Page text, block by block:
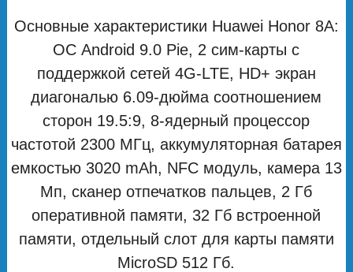
Основные характеристики Huawei Honor 8A:
ОС Android 9.0 Pie, 2 сим-карты с
поддержкой сетей 4G-LTE, HD+ экран
диагональю 6.09-дюйма соотношением
сторон 19.5:9, 8-ядерный процессор
частотой 2300 МГц, аккумуляторная батарея
емкостью 3020 mAh, NFC модуль, камера 13
Мп, сканер отпечатков пальцев, 2 Гб
оперативной памяти, 32 Гб встроенной
памяти, отдельный слот для карты памяти
MicroSD 512 Гб.